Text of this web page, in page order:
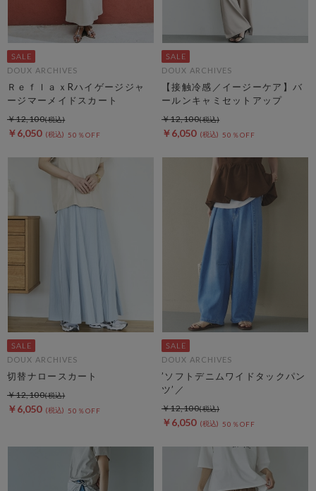
DOUX ARCHIVES
ＲｅｆｌａｘRハイゲージジャ
ージマーメイドスカート
￥6,050 50％OFF
￥12,100
DOUX ARCHIVES
【接触冷感／イージーケア】バ
ールンキャミセットアップ
￥6,050 50％OFF
￥12,100
DOUX ARCHIVES
切替ナロースカート
￥6,050 50％OFF
￥12,100
DOUX ARCHIVES
’ソフトデニムワイドタックパン
ツ’／
￥6,050 50％OFF
￥12,100